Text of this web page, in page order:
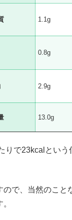
1.1g
0.8g
2.9g
13.0g
りで23kcalという
ので、当然のこと